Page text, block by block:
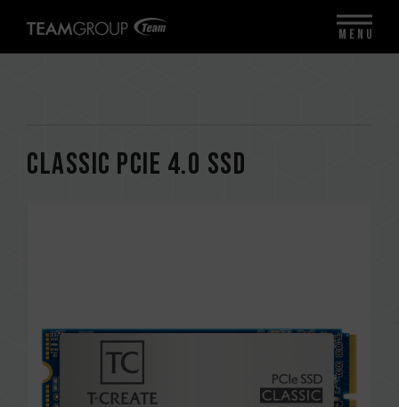
CLASSIC PCIe 4.0 SSD
MENU